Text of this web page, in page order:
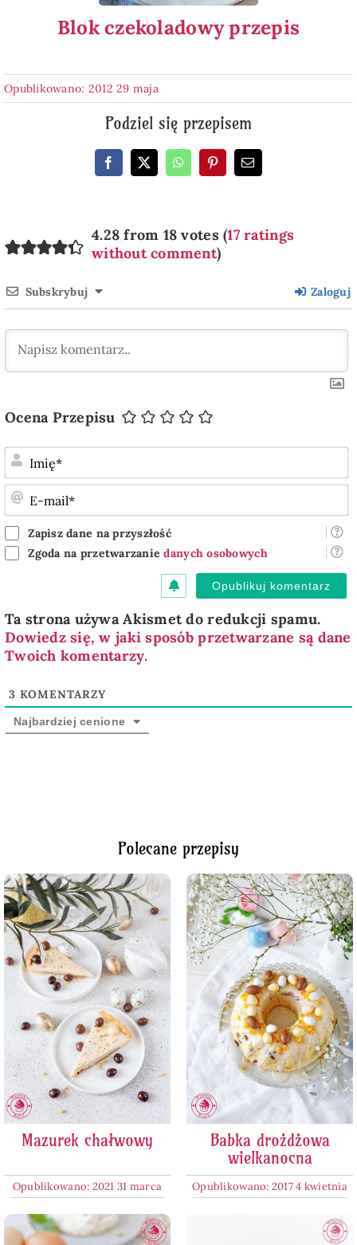
Blok czekoladowy przepis
Opublikowano: 2012 29 maja
Podziel się przepisem
4.28 from 18 votes (17 ratings
without comment)
Subskrybuj Zaloguj
Ocena Przepisu
Zapisz dane na przyszłość
Zgoda na przetwarzaniedanych osobowych
Ta strona używa Akismet do redukcji spamu.
Dowiedz się, w jaki sposób przetwarzane są dane
Twoich komentarzy.
3 KOMENTARZY
Najbardziej cenione
Polecane przepisy
Mazurek chałwowy
Opublikowano: 2021 31 marca
Babka drożdżowa
wielkanocna
Opublikowano: 2017 4 kwietnia